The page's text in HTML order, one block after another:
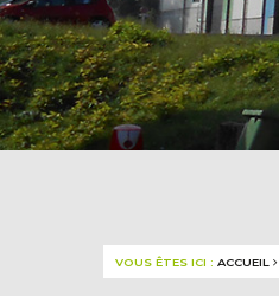
VOUS ÊTES ICI : ACCUEIL